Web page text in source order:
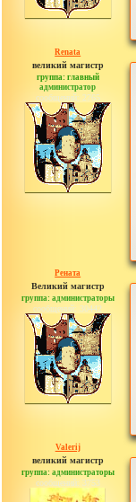
Renata
великий магистр
группа: главный
администратор
сообщений: 2765
Рената
Великий магистр
группа: администраторы
сообщений: 30442
Valerij
великий магистр
группа: администраторы
сообщений: 3753